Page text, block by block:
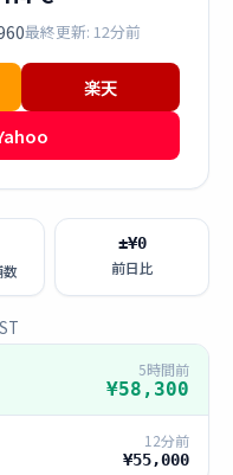
最終更新: 12分前
楽天
数
±¥0
前日比
5時間前
¥58,300
12分前
¥55,000